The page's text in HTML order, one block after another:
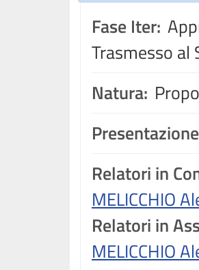
Fase Iter:
Trasmesso al
Natura:
Relatori in
MELICCHIO
Relatori in
MELICCHIO